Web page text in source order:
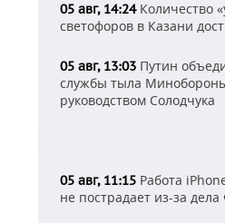
05 авг, 14:24Количество
светофоров в Казани
05 авг, 13:03 Путин
службы тыла
руководством Солодчука
05 авг, 11:15 Работа
не пострадает из-за